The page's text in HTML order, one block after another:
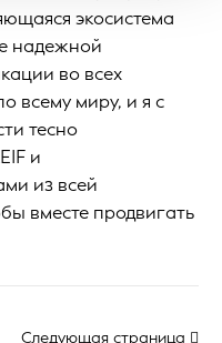
экосистема
надежной
во всех
всему миру, и я с
тесно
и
из всей
вместе продвигать
Следующая страница